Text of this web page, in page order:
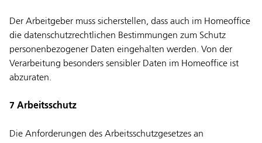
Der Arbeitgeber muss sicherstellen, dass auch im Homeoffice
die datenschutzrechtlichen Bestimmungen zum Schutz
personenbezogener Daten eingehalten werden. Von der
Verarbeitung besonders sensibler Daten im Homeoffice ist
abzuraten.
7 Arbeitsschutz
Die Anforderungen des Arbeitsschutzgesetzes an